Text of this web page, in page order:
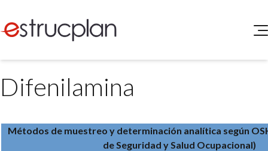
SERVICIOS
Medio Ambiente
Portal de Clientes
ELEG
Difenilamina
Métodos de muestreo y determinación analítica según
de Seguridad y Salud Ocupacional)